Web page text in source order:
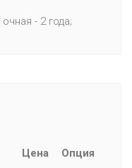
очная - 2 года;
Цена Опция